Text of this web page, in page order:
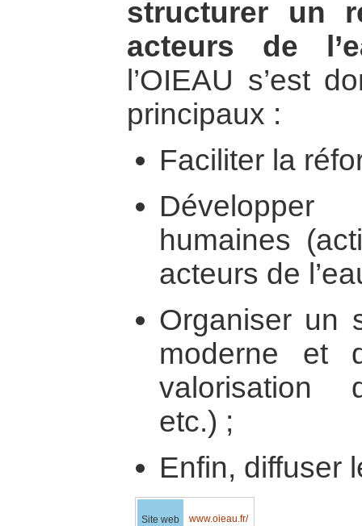
structurer un
acteurs de
l’OIEAU s’est
principaux :
Faciliter la
humaines
acteurs de
Organiser un
moderne et
valorisation
etc.) ;
Enfin, diffuser
Site web www.oieau.fr/